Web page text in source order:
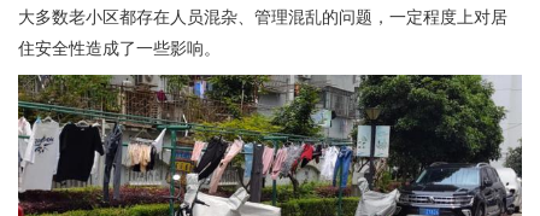
大多数老小区都存在人员混杂、管理混乱的问题，一定程度上对居
住安全性造成了一些影响。